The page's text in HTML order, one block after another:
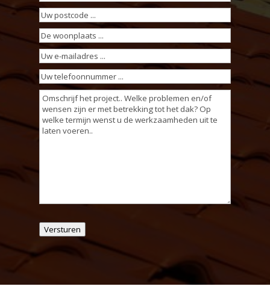
adres(Vereist)
Uw
postcode(Vereist)
De
woonplaats(Vereist)
Uw
e-
mailadres(Vereist)
Uw
telefoonnummer(Vereist)
Omschrijving
werkzaamheden(Vereist)
Versturen